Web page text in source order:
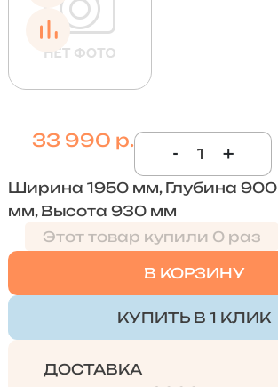
33 990 р.
- +
Ширина 1950 мм, Глубина 900
мм, Высота 930 мм
Этот товар купили 0 раз
В КОРЗИНУ
КУПИТЬ В 1 КЛИК
ДОСТАВКА